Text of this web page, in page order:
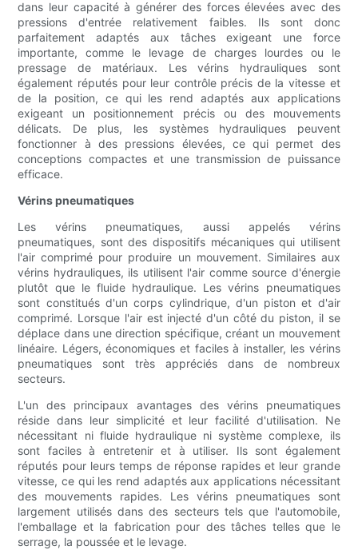
dans leur capacité à générer des forces élevées avec des
pressions d'entrée relativement faibles. Ils sont donc
parfaitement adaptés aux tâches exigeant une force
importante, comme le levage de charges lourdes ou le
pressage de matériaux. Les vérins hydrauliques sont
également réputés pour leur contrôle précis de la vitesse et
de la position, ce qui les rend adaptés aux applications
exigeant un positionnement précis ou des mouvements
délicats. De plus, les systèmes hydrauliques peuvent
fonctionner à des pressions élevées, ce qui permet des
conceptions compactes et une transmission de puissance
efficace.
Vérins pneumatiques
Les vérins pneumatiques, aussi appelés vérins
pneumatiques, sont des dispositifs mécaniques qui utilisent
l'air comprimé pour produire un mouvement. Similaires aux
vérins hydrauliques, ils utilisent l'air comme source d'énergie
plutôt que le fluide hydraulique. Les vérins pneumatiques
sont constitués d'un corps cylindrique, d'un piston et d'air
comprimé. Lorsque l'air est injecté d'un côté du piston, il se
déplace dans une direction spécifique, créant un mouvement
linéaire. Légers, économiques et faciles à installer, les vérins
pneumatiques sont très appréciés dans de nombreux
secteurs.
L'un des principaux avantages des vérins pneumatiques
réside dans leur simplicité et leur facilité d'utilisation. Ne
nécessitant ni fluide hydraulique ni système complexe, ils
sont faciles à entretenir et à utiliser. Ils sont également
réputés pour leurs temps de réponse rapides et leur grande
vitesse, ce qui les rend adaptés aux applications nécessitant
des mouvements rapides. Les vérins pneumatiques sont
largement utilisés dans des secteurs tels que l'automobile,
l'emballage et la fabrication pour des tâches telles que le
serrage, la poussée et le levage.